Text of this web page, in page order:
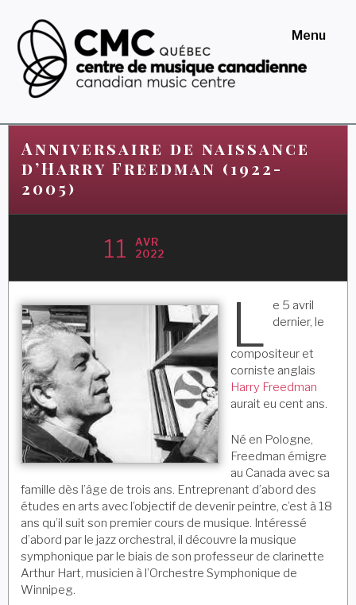
content
Menu
Anniversaire de naissance
d’Harry Freedman (1922-
2005)
11
AVR
2022
L
e 5 avril
dernier, le
compositeur et
corniste anglais
Harry Freedman
aurait eu cent ans.
Né en Pologne,
Freedman émigre
au Canada avec sa
famille dès l’âge de trois ans. Entreprenant d’abord des
études en arts avec l’objectif de devenir peintre, c’est à 18
ans qu’il suit son premier cours de musique. Intéressé
d’abord par le jazz orchestral, il découvre la musique
symphonique par le biais de son professeur de clarinette
Arthur Hart, musicien à l’Orchestre Symphonique de
Winnipeg.